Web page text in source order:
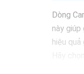
Dòng
này
hiệu quả